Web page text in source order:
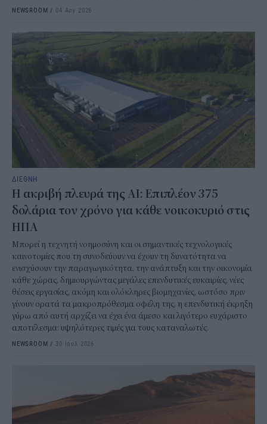
NEWSROOM / 04 Αυγ 2026
ΔΙΕΘΝΗ
Η ακριβή πλευρά της AI: Επιπλέον 375
δολάρια τον χρόνο για κάθε νοικοκυριό στις
ΗΠΑ
Μπορεί η τεχνητή νοημοσύνη και οι σημαντικές τεχνολογικές
καινοτομίες που τη συνοδεύουν να έχουν τη δυνατότητα να
ενισχύσουν την παραγωγικότητα, την ανάπτυξη και την οικονομία
κάθε χώρας, δημιουργώντας μεγάλες επενδυτικές ευκαιρίες, νέες
θέσεις εργασίας, ακόμη και ολόκληρες βιομηχανίες, ωστόσο πριν
γίνουν ορατά τα μακροπρόθεσμα οφέλη της, η επενδυτική έκρηξη
γύρω από αυτή αρχίζει να έχει ένα άμεσο και λιγότερο ευχάριστο
αποτέλεσμα: υψηλότερες τιμές για τους καταναλωτές.
NEWSROOM / 30 Ιουλ 2026